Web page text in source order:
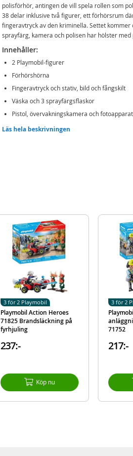
polisförhör, antingen de vill spela rollen som
38 delar inklusive två figurer, ett förhörsrum
fingeravtryck av den kriminella. Settet kommer
sprayfärg, kamera och polisen har hölster
Innehåller:
2 Playmobil-figurer
Förhörshörna
Fingeravtryck och stativ, bild och fångskilt
Väska och 3 sprayfärgsflaskor
Pistol, övervakningskamera och fotoapparat
Detaljer:
Varumärke
Läs hela beskrivningen
Playmobil Action Heroes
71825 Brandsläckning på
fyrhjuling
237:-
Köp nu
3 för 2 Playmobil
71752
217:-
3 för 2